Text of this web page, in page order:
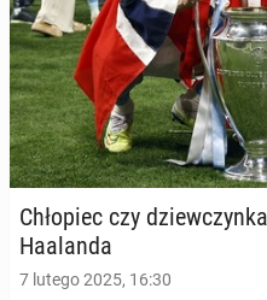
Chło­piec czy
Ha­alan­da
7 lutego 2025, 16:30